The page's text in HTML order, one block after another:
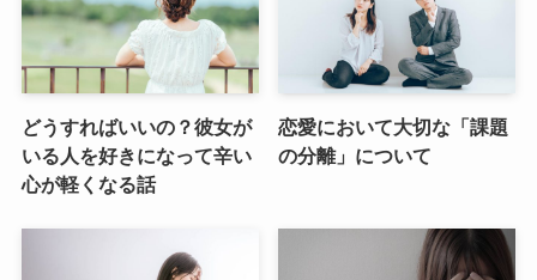
どうすればいいの？彼女が
いる人を好きになって辛い
心が軽くなる話
恋愛において大切な「課題
の分離」について